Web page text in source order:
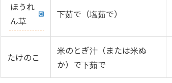
ほうれ
ん草
下茹で（塩茹で）
たけのこ
米のとぎ汁（または米ぬ
か）で下茹で